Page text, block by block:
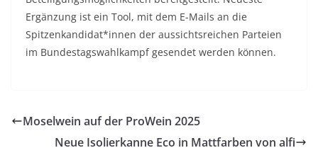
Ergänzung ist ein Tool, mit dem E-Mails an die
Spitzenkandidat*innen der aussichtsreichen Parteien
im Bundestagswahlkampf gesendet werden können.
Moselwein auf der ProWein 2025
Neue Isolierkanne Eco in Mattfarben von alfi